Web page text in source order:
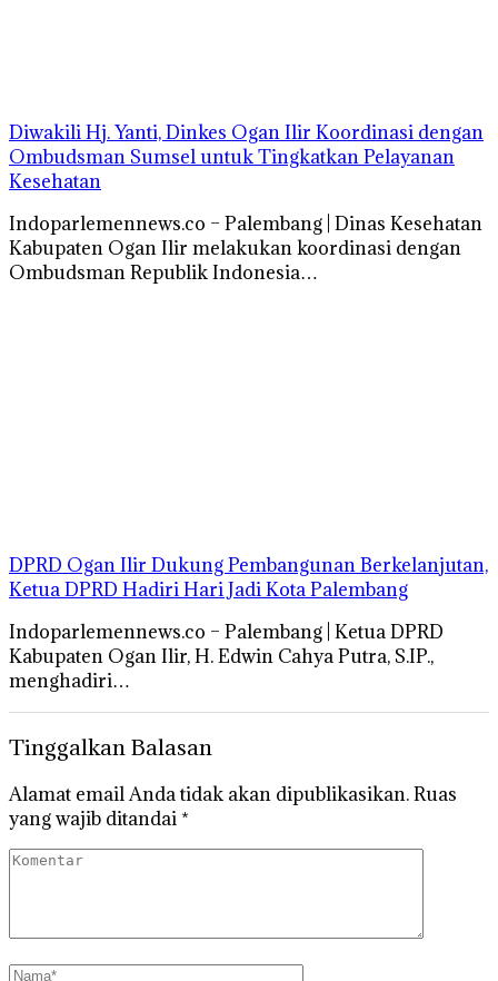
Diwakili Hj. Yanti, Dinkes Ogan Ilir Koordinasi dengan
Ombudsman Sumsel untuk Tingkatkan Pelayanan
Kesehatan
Indoparlemennews.co – Palembang | Dinas Kesehatan
Kabupaten Ogan Ilir melakukan koordinasi dengan
Ombudsman Republik Indonesia…
DPRD Ogan Ilir Dukung Pembangunan Berkelanjutan,
Ketua DPRD Hadiri Hari Jadi Kota Palembang
Indoparlemennews.co – Palembang | Ketua DPRD
Kabupaten Ogan Ilir, H. Edwin Cahya Putra, S.IP.,
menghadiri…
Tinggalkan Balasan
Alamat email Anda tidak akan dipublikasikan.Ruas
yang wajib ditandai *